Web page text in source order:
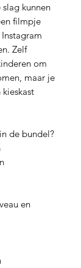
kunnen
filmpje
Zelf
om
maar je
de bundel?
en